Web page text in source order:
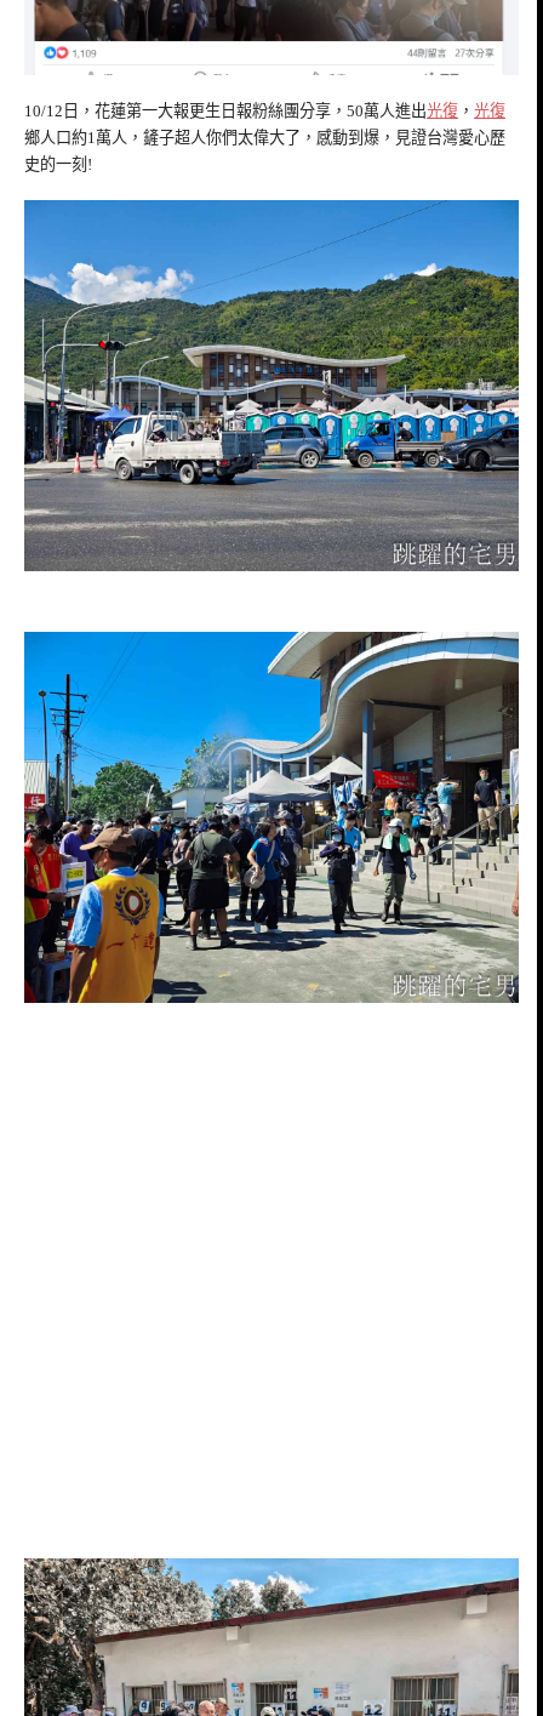
10/12日，花蓮第一大報更生日報粉絲團分享，50萬人進出光復 ， 光復
鄉人口約1萬人，鏟子超人你們太偉大了，感動到爆，見證台灣愛心歷
史的一刻!